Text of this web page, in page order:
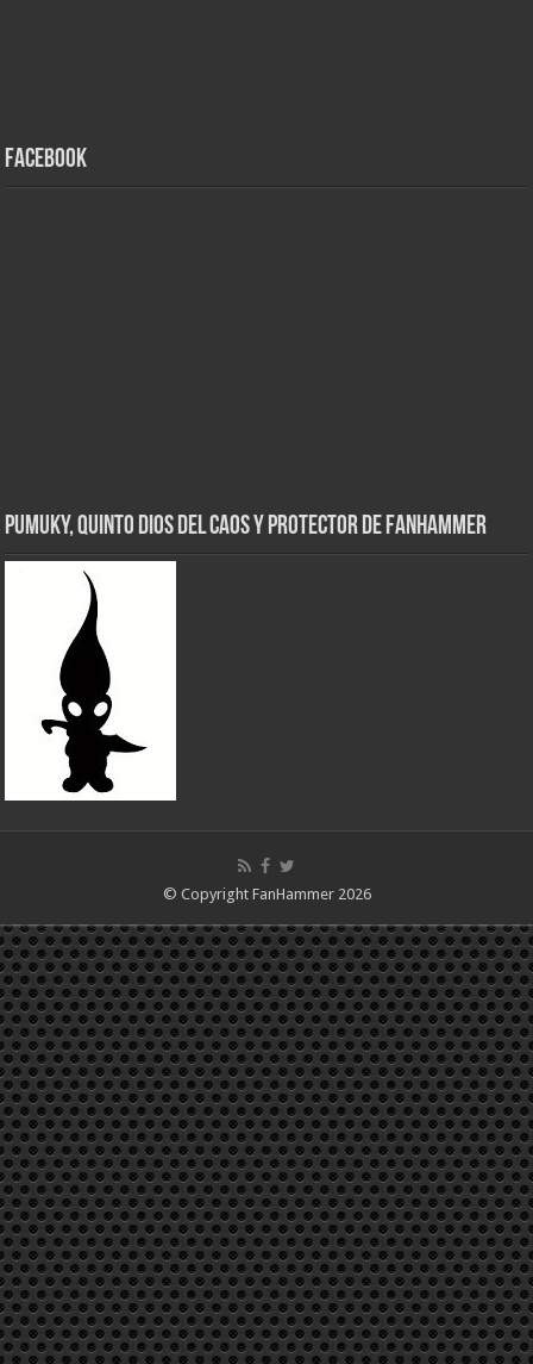
Facebook
Pumuky, Quinto Dios del Caos y Protector de FanHammer
© Copyright FanHammer 2026